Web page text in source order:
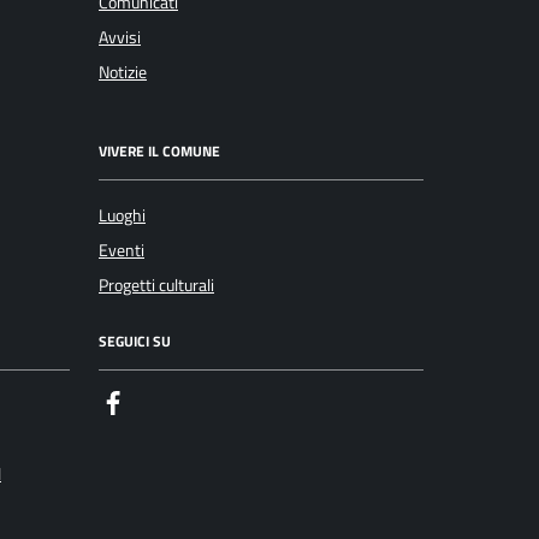
Avvisi
Notizie
VIVERE IL COMUNE
Luoghi
Eventi
Progetti culturali
SEGUICI SU